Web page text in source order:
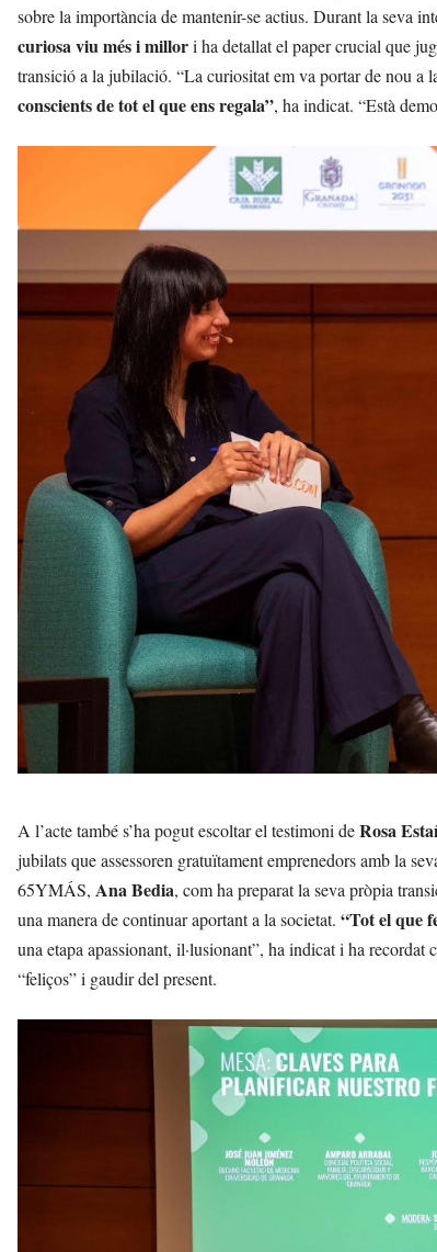
sobre la importància de mantenir-se actius. Durant la seva
curiosa viu més i millori ha detallat el paper crucial que
transició a la jubilació. “La curiositat em va portar de nou a
conscients de tot el que ens regala”, ha indicat. “Està
A l’acte també s’ha pogut escoltar el testimoni deRosa
jubilats que assessoren gratuïtament emprenedors amb la
65YMÁS, Ana Bedia, com ha preparat la seva pròpia
una manera de continuar aportant a la societat. “Tot el que
una etapa apassionant, il·lusionant”, ha indicat i ha
“feliços” i gaudir del present.